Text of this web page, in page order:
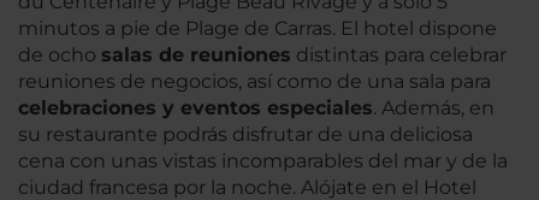
minutos a pie de Plage de Carras. El hotel dispone
de ocho salas de reuniones distintas para celebrar
reuniones de negocios, así como de una sala para
celebraciones y eventos especiales. Además, en
su restaurante podrás disfrutar de una deliciosa
cena con unas vistas incomparables del mar y de la
ciudad francesa por la noche. Alójate en el Hotel